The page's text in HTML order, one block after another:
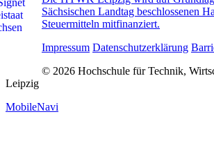
Sächsischen Landtag beschlossenen
Steuermitteln mitfinanziert.
Impressum Datenschutzerklärung
© 2026 Hochschule für Technik,
Leipzig
MobileNavi